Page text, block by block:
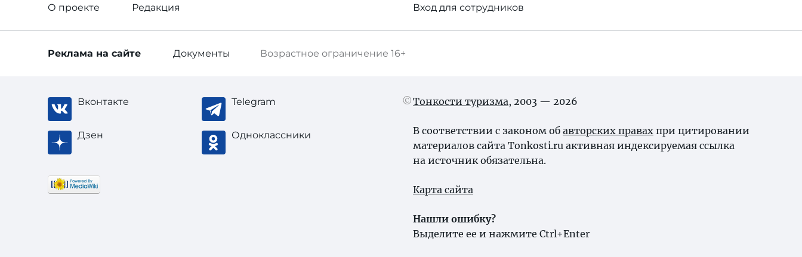
О проекте Редакция Вход для сотрудников
Возрастное ограничение 16+
Реклама на сайте Документы
Вконтакте Telegram
Дзен Одноклассники
Тонкости туризма, 2003 — 2026
В соответствии с законом об авторских правах при цитировании
материалов сайта Tonkosti.ru активная индексируемая ссылка
на источник обязательна.
Карта сайта
Нашли ошибку?
Выделите ее и нажмите Ctrl+Enter